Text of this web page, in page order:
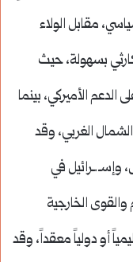
مقابل الولاء
بسهولة، حيث
الدعم الأميركي، بينما
الغربي، وقد
في
والقوى الخارجية
أو دولياً معقداً، وقد